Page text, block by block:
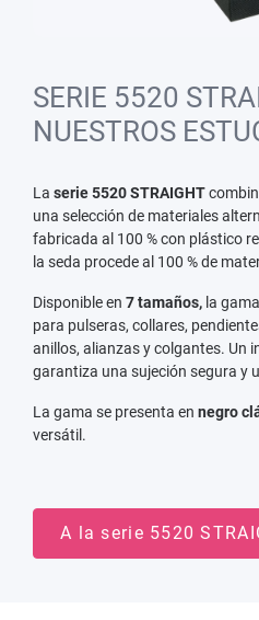
SERIE 5520
NUESTROS
La serie 5520 STRAIGHT
una selección de materiales
fabricada al 100 % con plástico
la seda procede al 100 % de
Disponible en 7 tamaños, la
para pulseras, collares,
anillos, alianzas y colgantes. Un
garantiza una sujeción segura y
La gama se presenta en negro
versátil.
A la serie 5520